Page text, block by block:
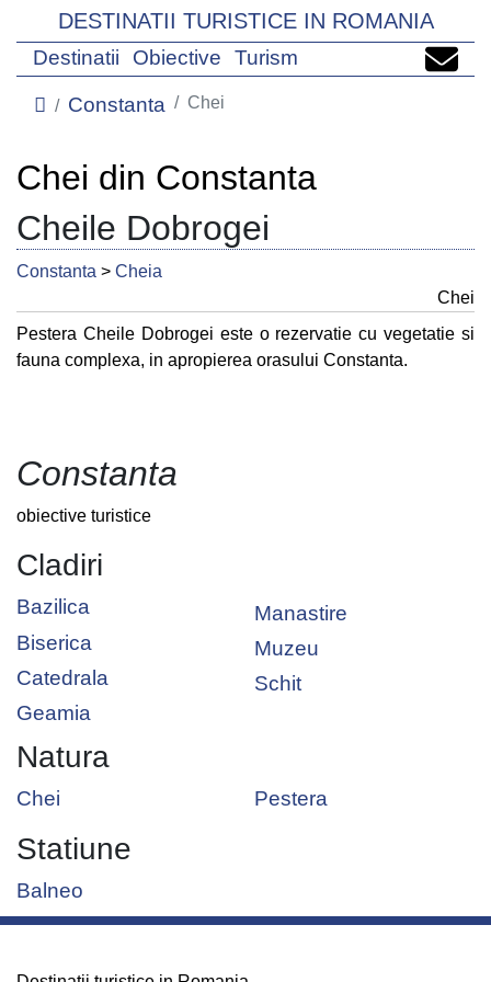
DESTINATII TURISTICE IN ROMANIA
Destinatii Obiective Turism
Constanta Chei
Chei din Constanta
Cheile Dobrogei
Constanta > Cheia
Chei
Pestera Cheile Dobrogei este o rezervatie cu vegetatie si
fauna complexa, in apropierea orasului Constanta.
Constanta
obiective turistice
Cladiri
Bazilica
Biserica
Catedrala
Geamia
Manastire
Muzeu
Schit
Natura
Chei Pestera
Statiune
Balneo